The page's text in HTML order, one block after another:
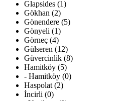
Glapsides (1)
Gökhan (2)
Gönendere (5)
Gönyeli (1)
Görneç (4)
Gülseren (12)
Güvercinlik (8)
Hamitköy (5)
- Hamitköy (0)
Haspolat (2)
İncirli (0)